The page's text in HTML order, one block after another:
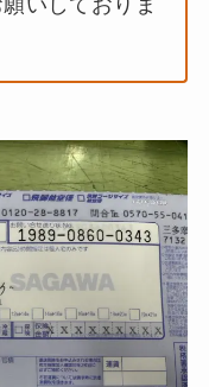
いしておりま